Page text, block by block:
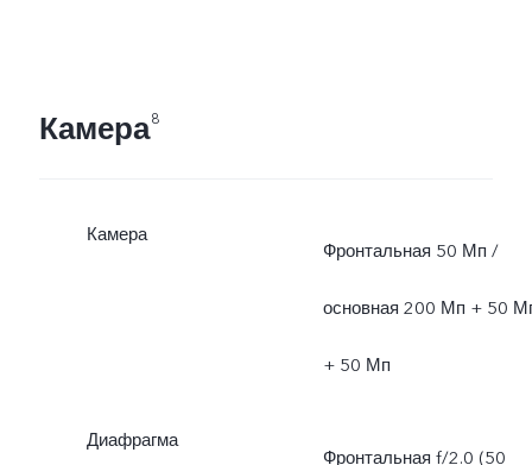
Камера8
Камера
Фронтальная 50 Мп /
основная 200 Мп + 50
+ 50 Мп
Диафрагма
Фронтальная f/2.0 (50